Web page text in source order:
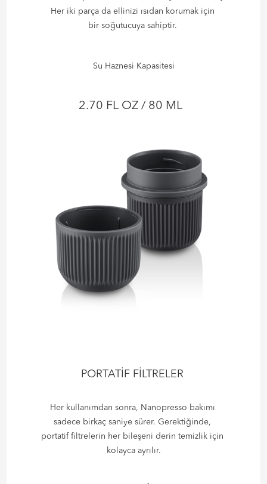
Her iki parça da ellinizi ısıdan korumak için
bir soğutucuya sahiptir.
Su Haznesi Kapasitesi
2.70 FL OZ / 80 ML
PORTATİF FİLTRELER
Her kullanımdan sonra, Nanopresso bakımı
sadece birkaç saniye sürer. Gerektiğinde,
portatif filtrelerin her bileşeni derin temizlik için
kolayca ayrılır.